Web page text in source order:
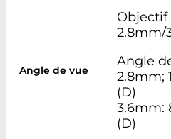
Angle de vue
Objectif
2.8mm/
Angle
2.8mm;
(D)
3.6mm:
(D)